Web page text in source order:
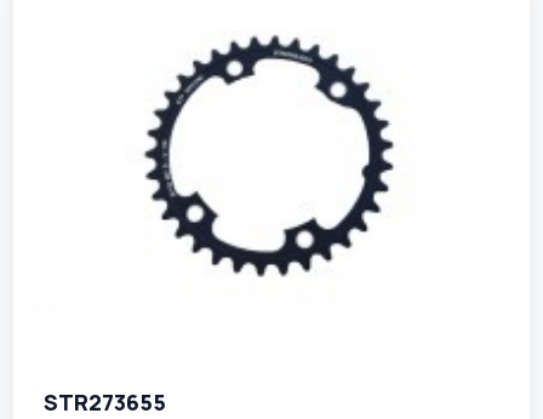
STR273655